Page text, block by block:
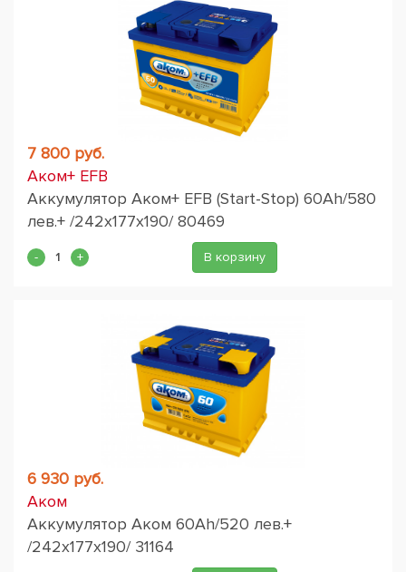
7 800 руб.
Аком+ EFB
Аккумулятор Аком+ EFB (Start-Stop) 60Ah/580
лев.+ /242x177x190/ 80469
В корзину
6 930 руб.
Аком
Аккумулятор Аком 60Ah/520 лев.+
/242x177x190/ 31164